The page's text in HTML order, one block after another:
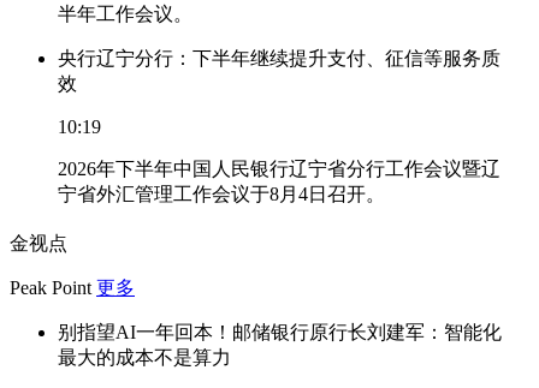
半年工作会议。
央行辽宁分行：下半年继续提升支付、征信等服务质
效
10:19
2026年下半年中国人民银行辽宁省分行工作会议暨辽
宁省外汇管理工作会议于8月4日召开。
金视点
Peak Point 更多
别指望AI一年回本！邮储银行原行长刘建军：智能化
最大的成本不是算力